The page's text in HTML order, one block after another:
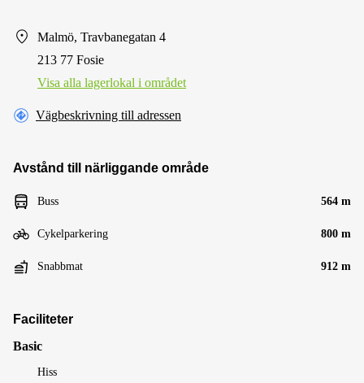
Malmö, Travbanegatan 4
213 77 Fosie
Visa alla lagerlokal i området
Vägbeskrivning till adressen
Avstånd till närliggande område
Buss 564 m
Cykelparkering 800 m
Snabbmat 912 m
Faciliteter
Basic
Hiss